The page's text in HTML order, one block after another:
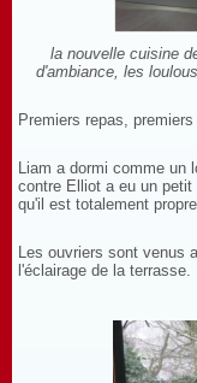
la nouvelle cuisine
d'ambiance, les
Premiers repas,
Liam a dormi comme un
contre Elliot a eu un
qu'il est totalement
Les ouvriers sont venus
l'éclairage de la terrasse.